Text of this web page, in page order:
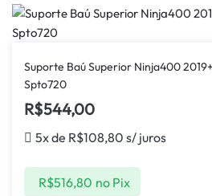
Suporte Baú Superior Ninja400
Spto720
R$544,00
5x de R$108,80 s/ juros
R$516,80 no Pix